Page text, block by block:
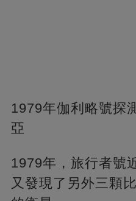
1979年伽利略號探
亞
1979年，旅行者號
又發現了另外三顆